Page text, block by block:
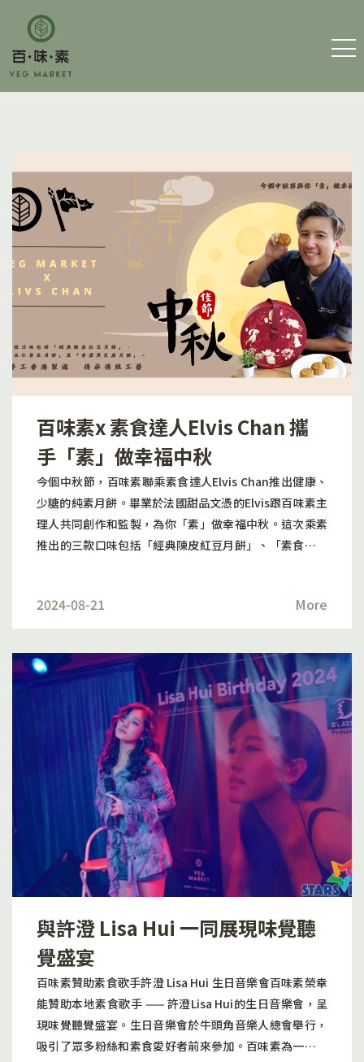
訂購素食
聯絡我們
運費及條款
筆耕素
百味素x 素食達人Elvis Chan 攜
手「素」做幸福中秋
今個中秋節，百味素聯乘素食達人Elvis Chan推出健康、
少糖的純素月餅。畢業於法國甜品文憑的Elvis跟百味素主
理人共同創作和監製，為你「素」做幸福中秋。這次乘素
推出的三款口味包括「經典陳皮紅豆月餅」、「素食五仁
有款式的月餅皆全手工香港製造，傳承香港傳統工藝。 純
素月餅 少糖無蛋奶無五辛「經典陳皮紅豆月餅」以紅豆和
陳皮為主要餡料，是傳統月餅的款式，散發濃厚的中秋氣
息。陳皮中亦含有橙皮素，對身體有莫大益處。「素食五
仁養生月餅」採用五款堅果仁為餡料。堅果仁含有豐富的
營養素有利於改善心血管健康和有助調節血糖和血脂水
平，其營養價值極高，是養生之選。而「香濃黑芝麻月
餅」則以大量黑芝麻為主料，黑芝麻經過反覆研磨和烘焙
會釋放出濃郁的香氣，而且黑芝麻更有大量維他命E和芝麻
素等營養素，滿足健康需求。 吃素逾34年創作獨特素食食
譜Elvis Chan的母親是一位虔誠的佛教徒，已堅持吃素40
年，所以Elvis自從母胎開始，已經吸收素食營養，而他出
生到現在從未嘗試肉食。Elvis畢業於法國甜品文憑，對製
作甜品充滿熱誠，加上製作甜品的技藝，經常創作出獨特
更致力參與推廣素食文化和綠色環保文化，期望把素食文
化發揚光大。這種理念正正與百味素「將素食帶進生活」
的理念不謀而合，百味素致力研發創新各種中西式素食，
讓素食突破傳統框框。這次合作結合了專業的烘焙技術和
對素食文化的堅持，讓更多人接觸素食的魅力，打造全新
素飲食習慣。在務求品嚐傳統美食的同時，也能滿足健康
新式飲食文化的需求，期望為今年中秋佳節增添一絲新
2024-08-21 More
與許澄 Lisa Hui 一同展現味覺聽
覺盛宴
百味素贊助素食歌手許澄 Lisa Hui 生日音樂會百味素榮幸
能贊助本地素食歌手 —— 許澄Lisa Hui的生日音樂會，呈
現味覺聽覺盛宴。生日音樂會於牛頭角音樂人總會舉行，
吸引了眾多粉絲和素食愛好者前來參加。百味素為一眾參